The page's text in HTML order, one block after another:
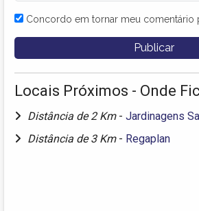
Concordo em tornar meu comentário
Locais Próximos - Onde
Distância de 2 Km - Jardinagens
Distância de 3 Km - Regaplan